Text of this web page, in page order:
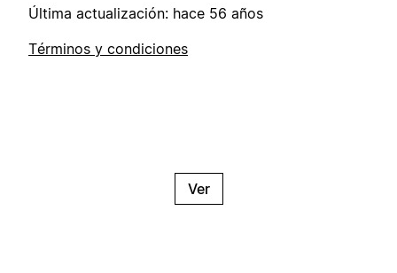
Última actualización: hace 56 años
Términos y condiciones
Ver